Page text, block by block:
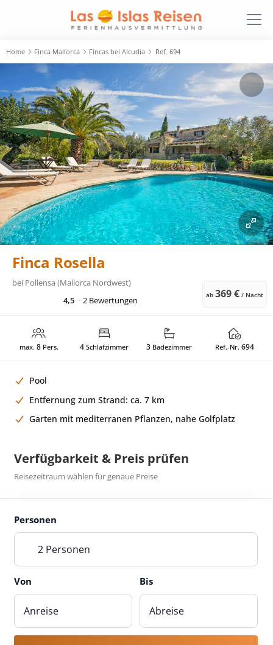
Home Finca Mallorca Fincas bei Alcudia Ref. 694
Finca Rosella
bei Pollensa (Mallorca Nordwest)
4,5
2 Bewertungen ab 369 € / Nacht
max. 8Pers. 4Schlafzimmer 3 Badezimmer Ref.-Nr. 694
Pool
Entfernung zum Strand: ca. 7 km
Garten mit mediterranen Pflanzen, nahe Golfplatz
Verfügbarkeit & Preis prüfen
Reisezeitraum wählen für genaue Preise
Personen
2 Personen
Von Bis